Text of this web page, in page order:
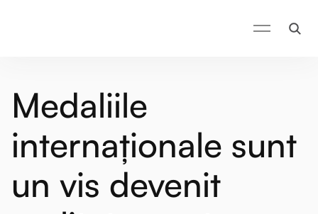
Medaliile
internaționale sunt
un vis devenit